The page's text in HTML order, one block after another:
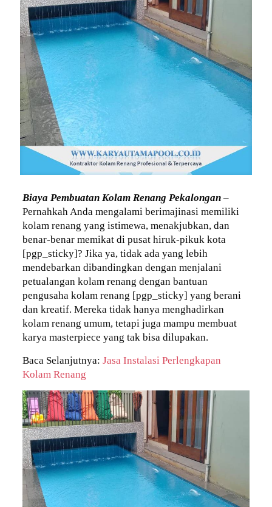
Biaya Pembuatan Kolam Renang Pekalongan–
Pernahkah Anda mengalami berimajinasi memiliki
kolam renang yang istimewa, menakjubkan, dan
benar-benar memikat di pusat hiruk-pikuk kota
[pgp_sticky]? Jika ya, tidak ada yang lebih
mendebarkan dibandingkan dengan menjalani
petualangan kolam renang dengan bantuan
pengusaha kolam renang [pgp_sticky] yang berani
dan kreatif. Mereka tidak hanya menghadirkan
kolam renang umum, tetapi juga mampu membuat
karya masterpiece yang tak bisa dilupakan.
Baca Selanjutnya: Jasa Instalasi Perlengkapan
Kolam Renang